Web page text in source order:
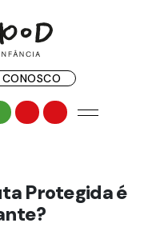
CONOSCO
Protegida é